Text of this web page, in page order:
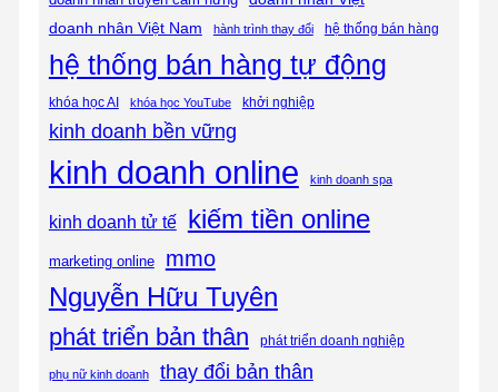
doanh nhân Việt Nam
hành trình thay đổi hệ thống bán hàng
hệ thống bán hàng tự động
khóa học AI khóa học YouTube khởi nghiệp
kinh doanh bền vững
kinh doanh online kinh doanh spa
kinh doanh tử tế kiếm tiền online
marketing online mmo
Nguyễn Hữu Tuyên
phát triển bản thân phát triển doanh nghiệp
phụ nữ kinh doanh thay đổi bản thân